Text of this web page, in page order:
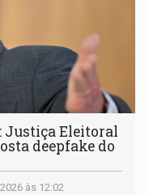
Justiça Eleitoral
deepfake do
às 12:02